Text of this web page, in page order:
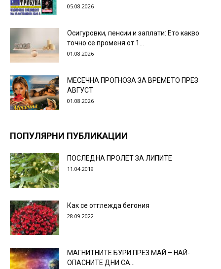
05.08.2026
Осигуровки, пенсии и заплати: Ето какво
точно се променя от 1...
01.08.2026
МЕСЕЧНА ПРОГНОЗА ЗА ВРЕМЕТО ПРЕЗ
АВГУСТ
01.08.2026
ПОПУЛЯРНИ ПУБЛИКАЦИИ
ПОСЛЕДНА ПРОЛЕТ ЗА ЛИПИТЕ
11.04.2019
Как се отглежда бегония
28.09.2022
МАГНИТНИТЕ БУРИ ПРЕЗ МАЙ – НАЙ-
ОПАСНИТЕ ДНИ СА…